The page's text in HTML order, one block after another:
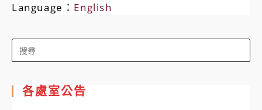
Language： English
Search
for:
各處室公告